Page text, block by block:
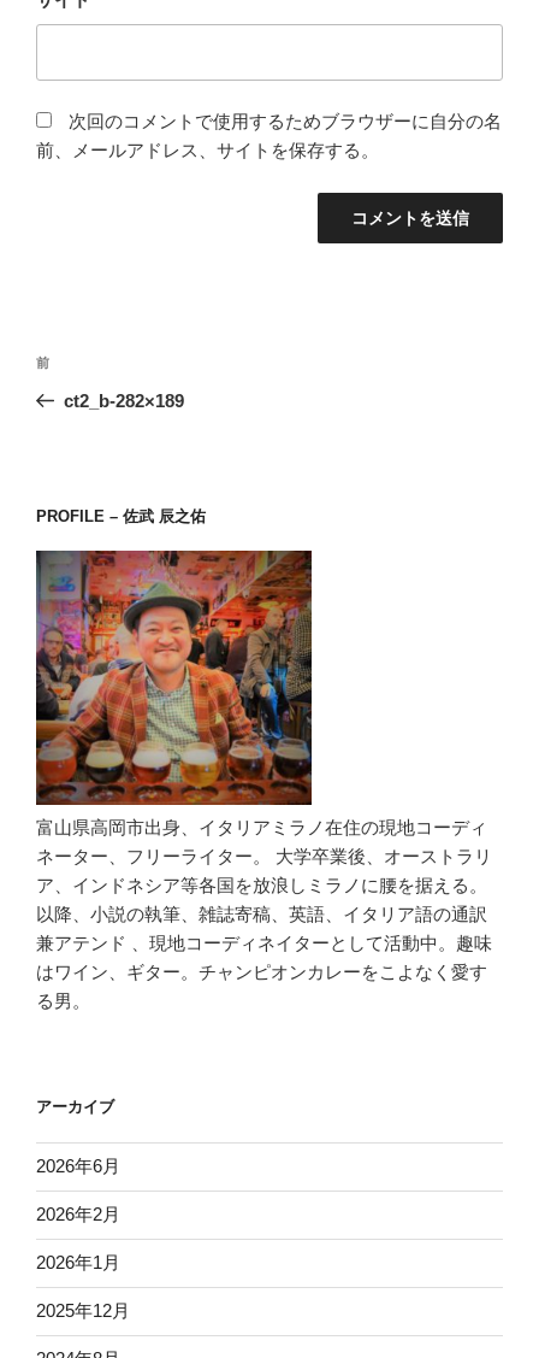
次回のコメントで使用するためブラウザーに自分の名
前、メールアドレス、サイトを保存する。
投
ナ
ー
シ
ョ
ン
前
の
前
ct2_b-282×189
PROFILE – 佐武 辰之佑
富山県高岡市出身、イタリアミラノ在住の現地コーディ
ネーター、フリーライター。 大学卒業後、オーストラリ
ア、インドネシア等各国を放浪しミラノに腰を据える。
以降、小説の執筆、雑誌寄稿、英語、イタリア語の通訳
兼アテンド 、現地コーディネイターとして活動中。趣味
はワイン、ギター。チャンピオンカレーをこよなく愛す
る男。
アーカイブ
2026年6月
2026年2月
2026年1月
2025年12月